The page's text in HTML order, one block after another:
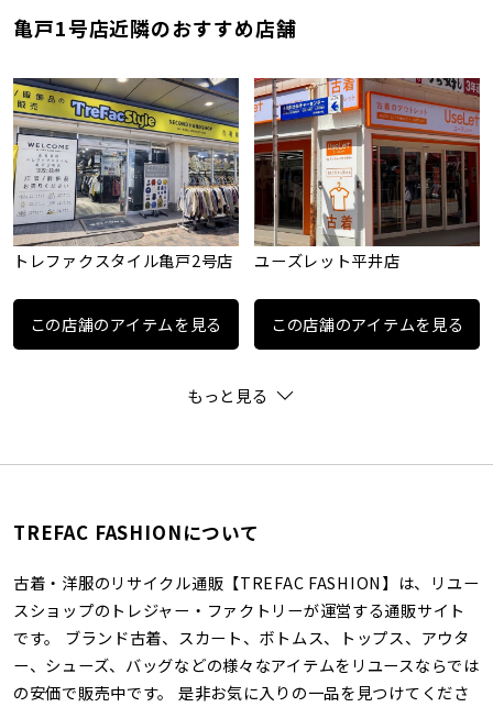
亀戸1号店近隣のおすすめ店舗
トレファクスタイル亀戸2号店
この店舗のアイテムを見る
ユーズレット平井店
この店舗のアイテムを見る
もっと見る
TREFAC FASHIONについて
古着・洋服のリサイクル通販【TREFAC FASHION】は、リユー
スショップのトレジャー・ファクトリーが運営する通販サイト
です。 ブランド古着、スカート、ボトムス、トップス、アウタ
ー、シューズ、バッグなどの様々なアイテムをリユースならでは
の安価で販売中です。 是非お気に入りの一品を見つけてくださ